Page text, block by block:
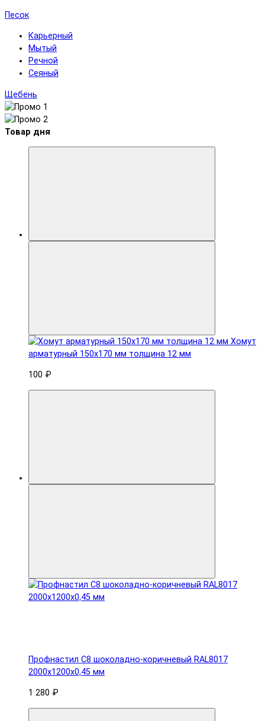
Песок
Карьерный
Мытый
Речной
Сеяный
Щебень
Товар дня
Хомут
арматурный 150x170 мм толщина 12 мм
100 ₽
Профнастил С8 шоколадно-коричневый RAL8017
2000х1200х0,45 мм
1 280 ₽